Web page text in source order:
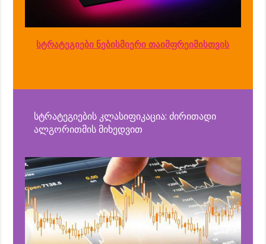
სტრატეგიები ნებისმიერი თაიმფრეიმისთვის
სტრატეგიების კლასიფიკაცია: ძირითადი
ალგორითმის მიხედვით